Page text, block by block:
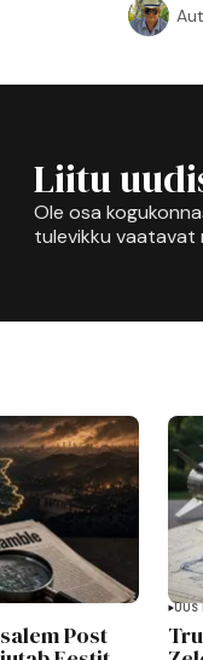
Liitu
Ole osa
tulevikku vaatavat
Post
UUS